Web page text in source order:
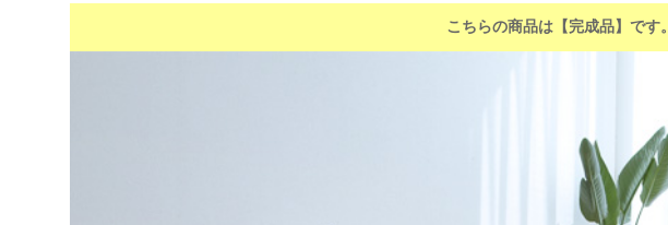
こちらの商品は【完成品】です。